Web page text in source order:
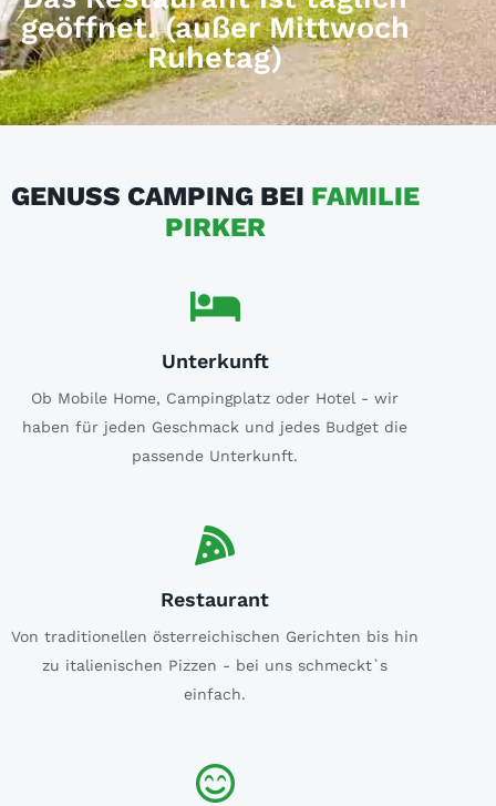
geöffnet. (außer Mittwoch
Ruhetag)
GENUSS CAMPING BEI FAMILIE
PIRKER
Unterkunft
Ob Mobile Home, Campingplatz oder Hotel - wir
haben für jeden Geschmack und jedes Budget die
passende Unterkunft.
Restaurant
Von traditionellen österreichischen Gerichten bis hin
zu italienischen Pizzen - bei uns schmeckt`s
einfach.